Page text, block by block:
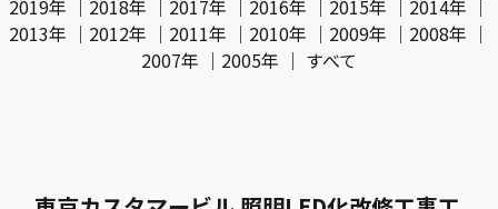
2019年 ｜ 2018年 ｜ 2017年 ｜ 2016年 ｜ 2015年 ｜ 2014年 ｜
2013年 ｜ 2012年 ｜ 2011年 ｜ 2010年 ｜ 2009年 ｜ 2008年 ｜
2007年 ｜ 2005年 ｜ すべて